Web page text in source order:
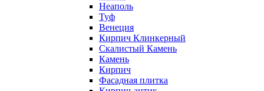
Неаполь
Туф
Венеция
Кирпич Клинкерный
Скалистый Камень
Камень
Кирпич
Фасадная плитка